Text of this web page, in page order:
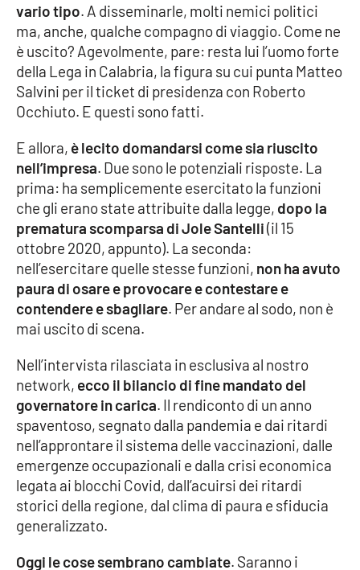
Ambiente
Cronaca
Cultura
Politica
Sanità
Società
Sport
RUBRICHE
Good Morning Vietnam
Parchi Marini Calabria
Leggendo Alvaro insieme
Imprese Di Calabria
Le perfidie di Antonella Grippo
vario tipo. A disseminarle, molti nemici politici
ma, anche, qualche compagno di viaggio. Come ne
è uscito? Agevolmente, pare: resta lui l’uomo forte
della Lega in Calabria, la figura su cui punta Matteo
Salvini per il ticket di presidenza con Roberto
Occhiuto. E questi sono fatti.
E allora, è lecito domandarsi come sia riuscito
nell’impresa. Due sono le potenziali risposte. La
prima: ha semplicemente esercitato la funzioni
che gli erano state attribuite dalla legge, dopo la
prematura scomparsa di Jole Santelli(il 15
ottobre 2020, appunto). La seconda:
nell’esercitare quelle stesse funzioni, non ha avuto
paura di osare e provocare e contestare e
contendere e sbagliare. Per andare al sodo, non è
mai uscito di scena.
Nell’intervista rilasciata in esclusiva al nostro
network, ecco il bilancio di fine mandato del
governatore in carica. Il rendiconto di un anno
spaventoso, segnato dalla pandemia e dai ritardi
nell’approntare il sistema delle vaccinazioni, dalle
emergenze occupazionali e dalla crisi economica
legata ai blocchi Covid, dall’acuirsi dei ritardi
storici della regione, dal clima di paura e sfiducia
generalizzato.
Oggi le cose sembrano cambiate. Saranno i